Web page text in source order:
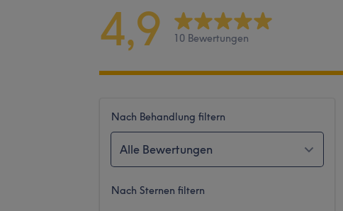
4,9 10 Bewertungen
Nach Behandlung filtern
Alle Bewertungen
Nach Sternen filtern